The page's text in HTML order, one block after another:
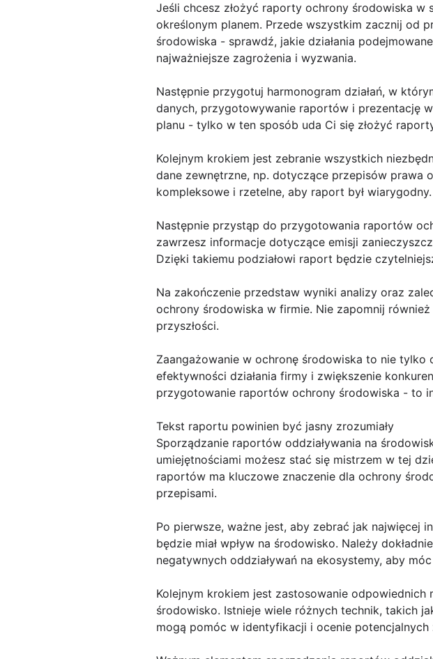
Jeśli chcesz złożyć raporty ochrony środowiska
określonym planem. Przede wszystkim zacznij od
środowiska - sprawdź, jakie działania
najważniejsze zagrożenia i wyzwania.
Następnie przygotuj harmonogram działań, w
danych, przygotowywanie raportów i prezentację
planu - tylko w ten sposób uda Ci się złożyć
Kolejnym krokiem jest zebranie wszystkich
dane zewnętrzne, np. dotyczące przepisów prawa
kompleksowe i rzetelne, aby raport był wiarygodny.
Następnie przystąp do przygotowania raportów
zawrzesz informacje dotyczące emisji
Dzięki takiemu podziałowi raport będzie
Na zakończenie przedstaw wyniki analizy oraz
ochrony środowiska w firmie. Nie zapomnij
przyszłości.
Zaangażowanie w ochronę środowiska to nie tylko
efektywności działania firmy i zwiększenie
przygotowanie raportów ochrony środowiska - to
Tekst raportu powinien być jasny zrozumiały
Sporządzanie raportów oddziaływania na
umiejętnościami możesz stać się mistrzem w tej
raportów ma kluczowe znaczenie dla ochrony
przepisami.
Po pierwsze, ważne jest, aby zebrać jak najwięcej
będzie miał wpływ na środowisko. Należy
negatywnych oddziaływań na ekosystemy, aby
Kolejnym krokiem jest zastosowanie
środowisko. Istnieje wiele różnych technik, takich
mogą pomóc w identyfikacji i ocenie